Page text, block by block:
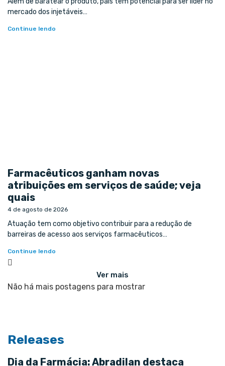
mercado dos injetáveis…
Continue lendo
Farmacêuticos ganham novas
atribuições em serviços de saúde; veja
quais
4 de agosto de 2026
Atuação tem como objetivo contribuir para a redução de
barreiras de acesso aos serviços farmacêuticos…
Continue lendo
Ver mais
Não há mais postagens para mostrar
Releases
Dia da Farmácia: Abradilan destaca